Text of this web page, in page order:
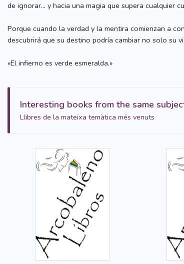
de ignorar… y hacia una magia que supera cualquier
Porque cuando la verdad y la mentira comienzan a
descubrirá que su destino podría cambiar no solo su
«El infierno es verde esmeralda.»
Interesting books from the same
Llibres de la mateixa temàtica més venuts